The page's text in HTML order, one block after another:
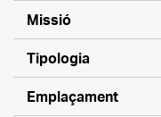
Missió
Tipologia
Emplaçament